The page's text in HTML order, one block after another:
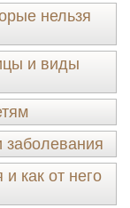
нельзя
и виды
заболевания
как от него